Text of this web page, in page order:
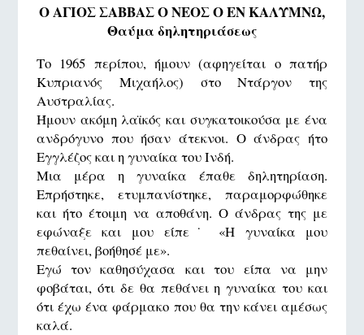
Ο ΑΓΙΟΣ ΣΑΒΒΑΣ Ο ΝΕΟΣ Ο ΕΝ ΚΑΛΥΜΝΩ,
Θαύμα δηλητηριάσεως
Το 1965 περίπου, ήμουν (αφηγείται ο πατήρ
Κυπριανός Μιχαήλος) στο Ντάργον της
Αυστραλίας.
Ήμουν ακόμη λαϊκός και συγκατοικούσα με ένα
ανδρόγυνο που ήσαν άτεκνοι. Ο άνδρας ήτο
Εγγλέζος και η γυναίκα του Ινδή.
Μια μέρα η γυναίκα έπαθε δηλητηρίαση.
Επρήστηκε, ετυμπανίστηκε, παραμορφώθηκε
και ήτο έτοιμη να αποθάνη. Ο άνδρας της με
εφώναξε και μου είπε˙ «Η γυναίκα μου
πεθαίνει, βοήθησέ με».
Εγώ τον καθησύχασα και του είπα να μην
φοβάται, ότι δε θα πεθάνει η γυναίκα του και
ότι έχω ένα φάρμακο που θα την κάνει αμέσως
καλά.